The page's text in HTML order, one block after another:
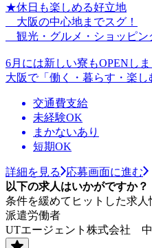
★休日も楽しめる好立地
大阪の中心地までスグ！
観光・グルメ・ショッピン
6月には新しい寮もOPENしま
大阪で「働く・暮らす・楽し
交通費支給
未経験OK
まかないあり
短期OK
詳細を見る
応募画面に進む
以下の求人はいかがですか？
条件を緩めてヒットした求
派遣労働者
UTエージェント株式会社